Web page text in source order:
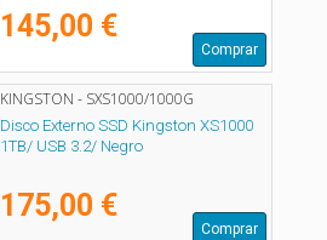
145,00 €
Comprar
KINGSTON - SXS1000/1000G
Disco Externo SSD Kingston XS1000
1TB/ USB 3.2/ Negro
175,00 €
Comprar